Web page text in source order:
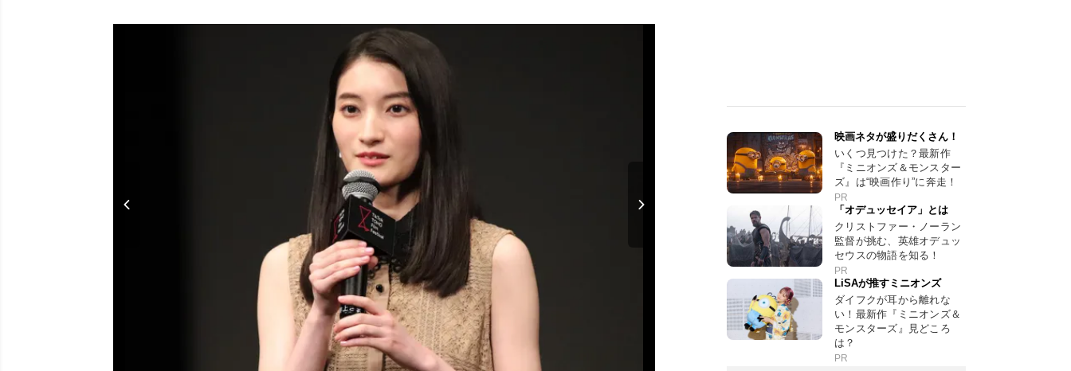
映画ネタが盛りだくさん！
いくつ見つけた？最新作
『ミニオンズ＆モンスター
ズ』は“映画作り”に奔走！
PR
「オデュッセイア」とは
クリストファー・ノーラン
監督が挑む、英雄オデュッ
セウスの物語を知る！
PR
LiSAが推すミニオンズ
ダイフクが耳から離れな
い！最新作『ミニオンズ＆
モンスターズ』見どころ
は？
PR